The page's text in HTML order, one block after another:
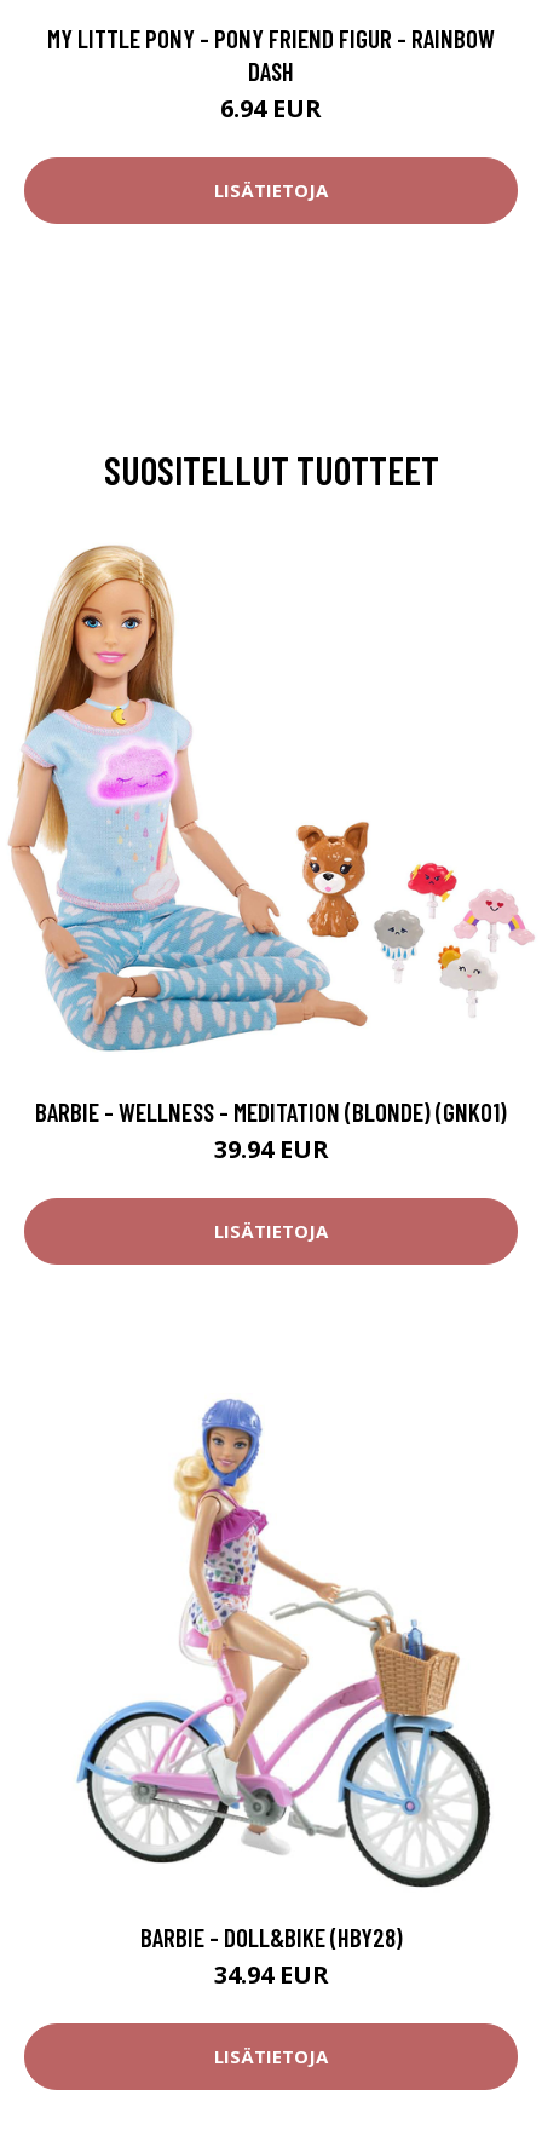
MY LITTLE PONY - PONY FRIEND FIGUR - RAINBOW
DASH
6.94 EUR
LISÄTIETOJA
SUOSITELLUT TUOTTEET
BARBIE - WELLNESS - MEDITATION (BLONDE) (GNK01)
39.94 EUR
LISÄTIETOJA
BARBIE - DOLL&BIKE (HBY28)
34.94 EUR
LISÄTIETOJA